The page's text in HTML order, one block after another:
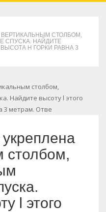
ВЕРТИКАЛЬНЫМ СТОЛБОМ,
СПУСКА. НАЙДИТЕ
H ГОРКИ РАВНА 3
укреплена
столбом,
l этого